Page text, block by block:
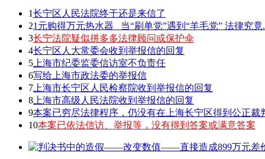
1长宁区人民法院终于还是来信了
21元购得万元热水器 _当“刷单党”遇到“羊毛党” 法律究竟
3长宁法院疑似拼多多法律顾问或保护伞
4长宁区人大常委会收到举报信的回复
5 上海市纪委监委信访室不负责任
6写给上海市政法委的举报信
7 上海市长宁区人民检察院收到举报信的回复
8 上海市高级人民法院收到举报信的回复
9本案已穷尽法律程序，仍没有在上海长宁区得到公正裁
10本案已依法信访、举报等，没有得到答案或满意答案